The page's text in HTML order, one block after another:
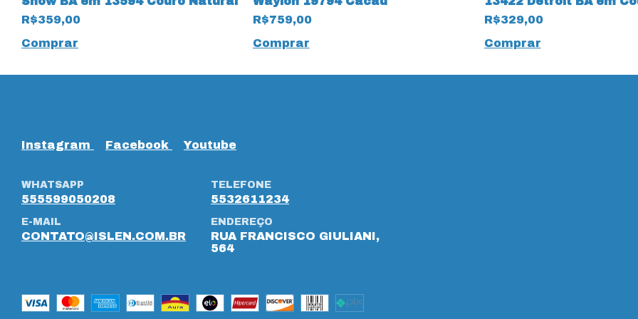
R$359,00
Comprar
R$759,00
Comprar
Natural Linha 24h
R$329,00
Comprar
Instagram Facebook Youtube
WHATSAPP
555599050208
TELEFONE
5532611234
E-MAIL
CONTATO@ISLEN.COM.BR
ENDEREÇO
RUA FRANCISCO GIULIANI,
564